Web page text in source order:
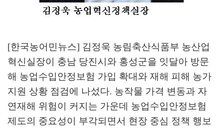
[한국농어민뉴스] 김정욱 농림축산식품부 농산업
혁신실장이 충남 당진시와 홍성군을 잇달아 방문
해 농업수입안정보험 가입 확대와 재해 피해 농가
지원 상황 점검에 나섰다. 농작물 가격 변동과 자
연재해 위험이 커지는 가운데 농업수입안정보험
제도의 중요성이 부각되면서 현장 중심 정책 행보